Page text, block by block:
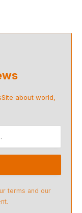
about world,
terms and our